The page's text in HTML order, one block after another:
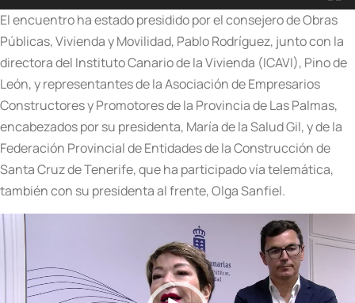
El encuentro ha estado presidido por el consejero de Obras
Públicas, Vivienda y Movilidad, Pablo Rodríguez, junto con la
directora del Instituto Canario de la Vivienda (ICAVI), Pino de
León, y representantes de la Asociación de Empresarios
Constructores y Promotores de la Provincia de Las Palmas,
encabezados por su presidenta, María de la Salud Gil, y de la
Federación Provincial de Entidades de la Construcción de
Santa Cruz de Tenerife, que ha participado vía telemática,
también con su presidenta al frente, Olga Sanfiel.
Reproductor
vídeo